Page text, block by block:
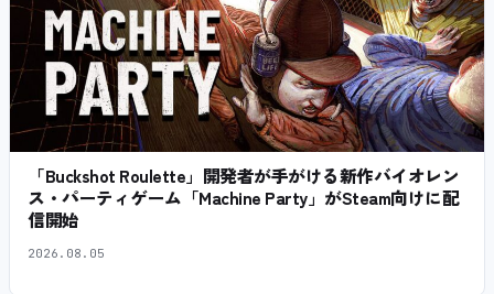
「Buckshot Roulette」開発者が手がける新作バイオレン
ス・パーティゲーム「Machine Party」がSteam向けに配
信開始
2026.08.05